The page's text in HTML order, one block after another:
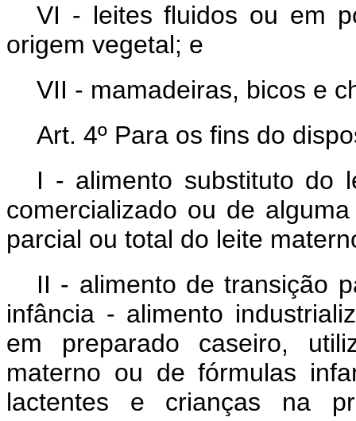
VI - leites fluidos ou em
origem vegetal; e
VII - mamadeiras, bicos e
Art. 4º Para os fins do
I - alimento substituto do
comercializado ou de
parcial ou total do leite
II - alimento de transição
infância - alimento
em preparado caseiro,
materno ou de fórmulas
lactentes e crianças na